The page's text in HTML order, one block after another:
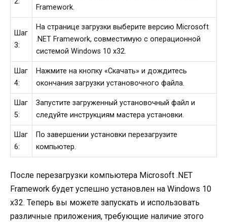
Framework.
Шаг
3:
На странице загрузки выберите версию Microsoft
.NET Framework, совместимую с операционной
системой Windows 10 x32.
Шаг
4:
Нажмите на кнопку «Скачать» и дождитесь
окончания загрузки установочного файла.
Шаг
5:
Запустите загруженный установочный файл и
следуйте инструкциям мастера установки.
Шаг
6:
По завершении установки перезагрузите
компьютер.
После перезагрузки компьютера Microsoft .NET
Framework будет успешно установлен на Windows 10
x32. Теперь вы можете запускать и использовать
различные приложения, требующие наличие этого